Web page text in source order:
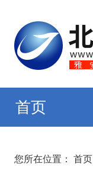
首页
您所在位置： 首页